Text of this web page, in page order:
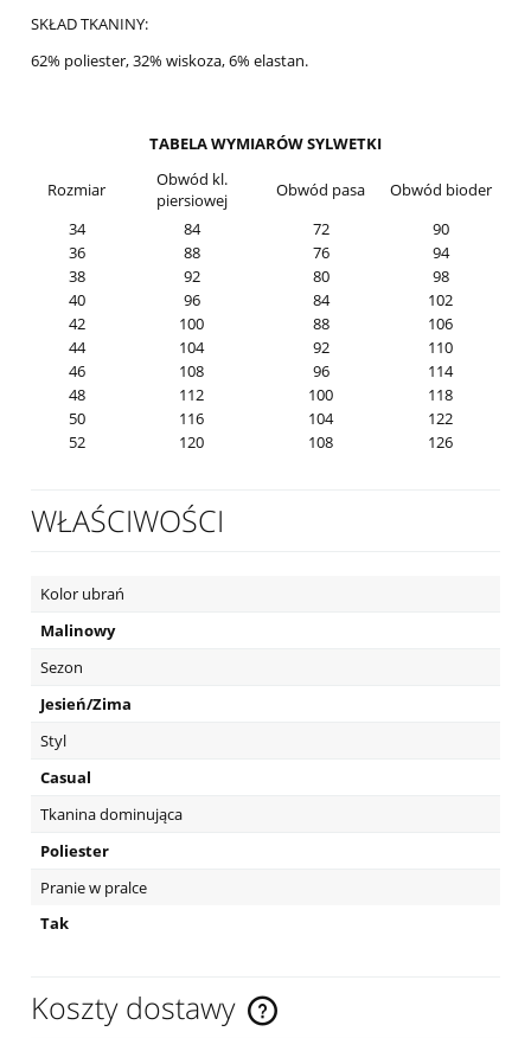
SKŁAD TKANINY:
62% poliester, 32% wiskoza, 6% elastan.
TABELA WYMIARÓW SYLWETKI
Rozmiar
Obwód kl.
piersiowej
Obwód pasa
Obwód bioder
34
84 72
90
36
88 76
94
38
92 80
98
40
96 84
102
42
100 88
106
44
104 92
110
46
108 96
114
48
112 100
118
50
116 104
122
52
120 108 126
WŁAŚCIWOŚCI
Kolor ubrań
Malinowy
Sezon
Jesień/Zima
Styl
Casual
Tkanina dominująca
Poliester
Pranie w pralce
Tak
Koszty dostawy
Cena nie zawiera ewentualnych kosztów płatności